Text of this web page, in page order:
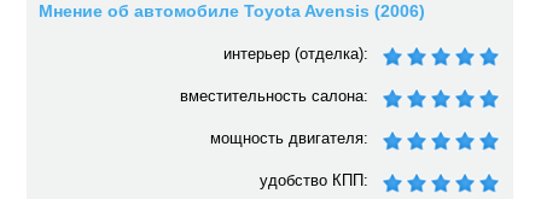
Мнение об автомобиле Toyota Avensis (2006)
интерьер (отделка):
вместительность салона:
мощность двигателя:
удобство КПП: